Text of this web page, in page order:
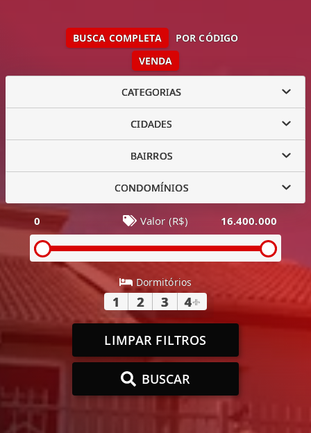
VENDA
BUSCA COMPLETA POR CÓDIGO
CATEGORIAS
CIDADES
BAIRROS
CONDOMÍNIOS
0 Valor (R$) 16.400.000
Dormitórios
1 2 3 4+
LIMPAR FILTROS
BUSCAR